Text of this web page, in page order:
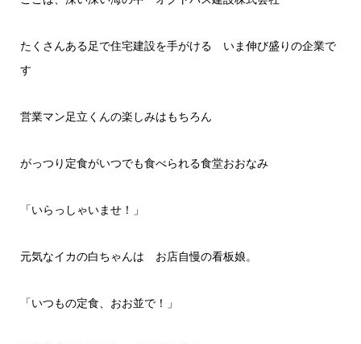
たくさんある足で住宅建設を手がける いま伸び盛りの企業で
す
営業マン足立くんの楽しみはもちろん
がっつり定食がいつでも食べられる食堂おおなみ
「いらっしゃいませ！」
元気なイカの白ちゃんは お店自慢の看板娘。
「いつもの定食、おお並で！」